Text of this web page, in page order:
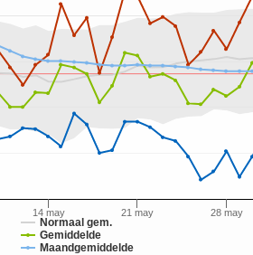
Normaal gem.
Gemiddelde
Maandgemiddelde
14 may 21 may 28 may